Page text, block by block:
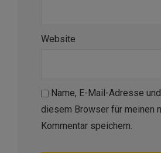
Website
Name, E-Mail-Adresse
diesem Browser für meinen
Kommentar speichern.